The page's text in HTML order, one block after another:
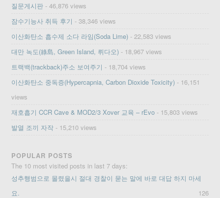
질문게시판 - 46,876 views
잠수기능사 취득 후기 - 38,346 views
이산화탄소 흡수제 소다 라임(Soda Lime) - 22,583 views
대만 녹도(綠島, Green Island, 뤼다오) - 18,967 views
트랙백(trackback)주소 보여주기 - 18,704 views
이산화탄소 중독증(Hypercapnia, Carbon Dioxide Toxicity) - 16,151
views
재호흡기 CCR Cave & MOD2/3 Xover 교육 – rEvo - 15,803 views
발열 조끼 자작 - 15,210 views
POPULAR POSTS
The 10 most visited posts in last 7 days:
성추행범으로 몰렸을시 절대 경찰이 묻는 말에 바로 대답 하지 마세
요.
126